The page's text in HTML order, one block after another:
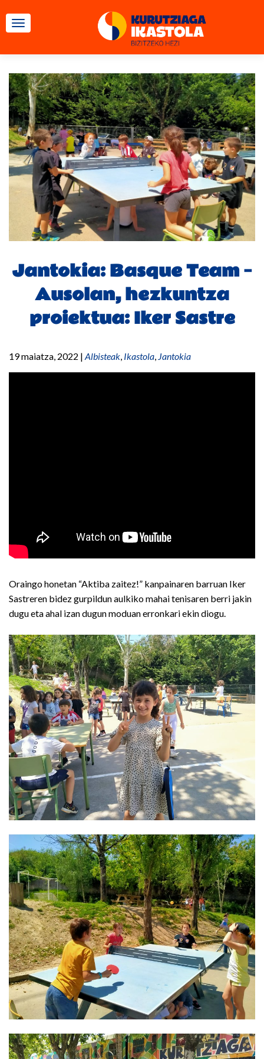
TOGGLE NAVIGATION
Jantokia: Basque Team –
Ausolan, hezkuntza
proiektua: Iker Sastre
19 maiatza, 2022 | Albisteak, Ikastola, Jantokia
Oraingo honetan “Aktiba zaitez!” kanpainaren barruan Iker
Sastreren bidez gurpildun aulkiko mahai tenisaren berri jakin
dugu eta ahal izan dugun moduan erronkari ekin diogu.